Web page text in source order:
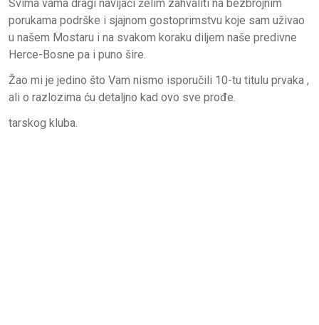
Svima vama dragi navijači želim zahvaliti na bezbrojnim
porukama podrške i sjajnom gostoprimstvu koje sam uživao
u našem Mostaru i na svakom koraku diljem naše predivne
Herce-Bosne pa i puno šire.
Žao mi je jedino što Vam nismo isporučili 10-tu titulu prvaka ,
ali o razlozima ću detaljno kad ovo sve prođe.
tarskog kluba.